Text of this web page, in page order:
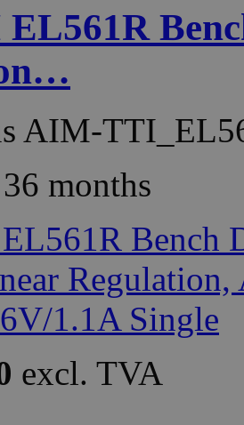
AIM-
36 months
excl. TVA